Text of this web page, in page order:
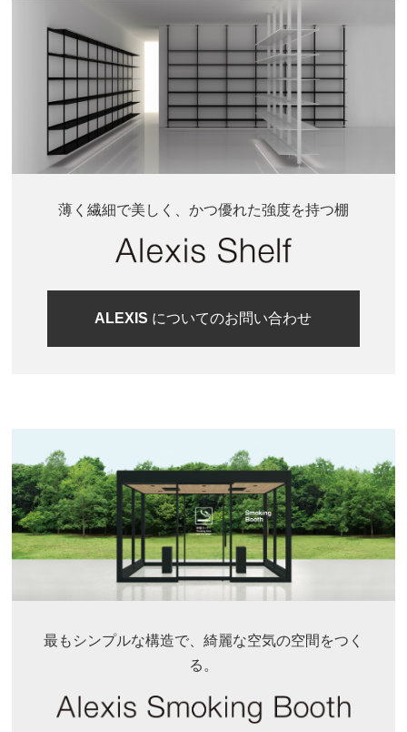
薄く繊細で美しく、かつ優れた強度を持つ棚
ALEXIS についてのお問い合わせ
最もシンプルな構造で、綺麗な空気の空間をつく
る。